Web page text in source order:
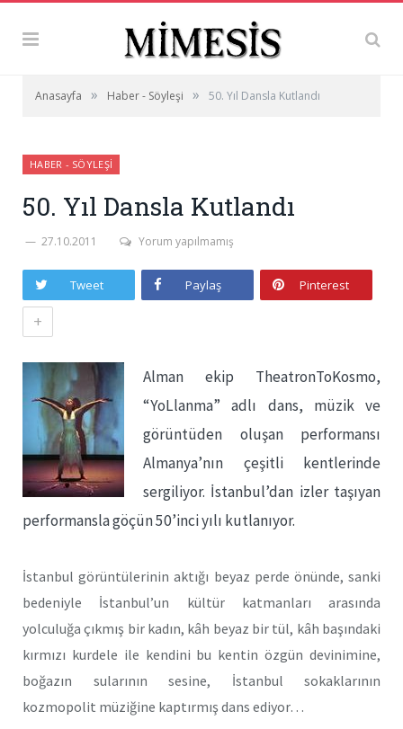
Anasayfa » Haber - Söyleşi » 50. Yıl Dansla Kutlandı
HABER - SÖYLEŞI
50. Yıl Dansla Kutlandı
27.10.2011 Yorum yapılmamış
Tweet Paylaş Pinterest
+
Alman ekip TheatronToKosmo,
“YoLlanma” adlı dans, müzik ve
görüntüden oluşan performansı
Almanya’nın çeşitli kentlerinde
sergiliyor. İstanbul’dan izler taşıyan
performansla göçün 50’inci yılı kutlanıyor.
İstanbul görüntülerinin aktığı beyaz perde önünde, sanki
bedeniyle İstanbul’un kültür katmanları arasında
yolculuğa çıkmış bir kadın, kâh beyaz bir tül, kâh başındaki
kırmızı kurdele ile kendini bu kentin özgün devinimine,
boğazın sularının sesine, İstanbul sokaklarının
kozmopolit müziğine kaptırmış dans ediyor…